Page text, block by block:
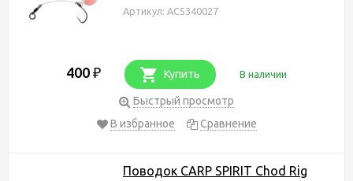
Артикул: ACS340027
400 ₽ Купить В наличии
Быстрый просмотр
В избранное
Сравнение
Поводок CARP SPIRIT Chod Rig